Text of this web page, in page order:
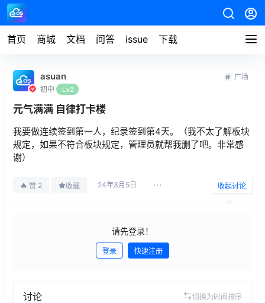
首页 商城 文档 问答 issue 下载
asuan
初中 Lv2
广场
元气满满 自律打卡楼
我要做连续签到第一人，纪录签到第4天。（我不太了解板块
规定，如果不符合板块规定，管理员就帮我删了吧。非常感
谢）
赞 2 收藏 24年3月5日 收起讨论
请先登录！
登录 快速注册
讨论 切换为时间排序